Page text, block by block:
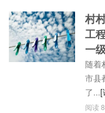
村
工
一
随着
市县
了...[
阅读